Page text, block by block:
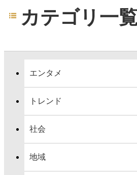
カテゴリ一
エンタメ
トレンド
社会
地域